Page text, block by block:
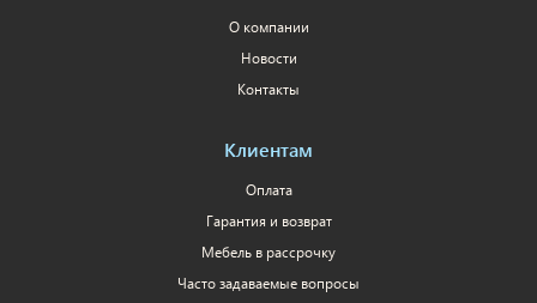
О компании
Новости
Контакты
Клиентам
Оплата
Гарантия и возврат
Мебель в рассрочку
Часто задаваемые вопросы